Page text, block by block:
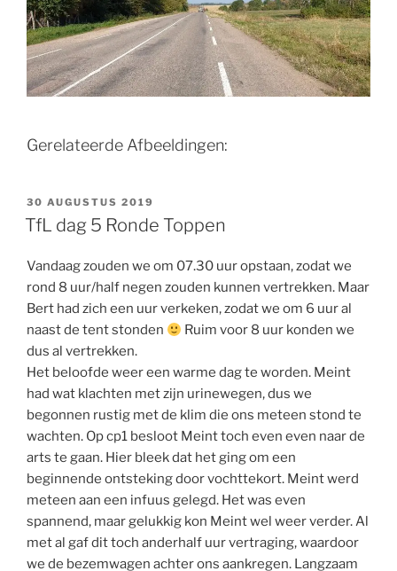
Gerelateerde Afbeeldingen:
GEPLAATST
OP
30 AUGUSTUS 2019
TfL dag 5 Ronde Toppen
Vandaag zouden we om 07.30 uur opstaan, zodat we
rond 8 uur/half negen zouden kunnen vertrekken. Maar
Bert had zich een uur verkeken, zodat we om 6 uur al
naast de tent stonden
Ruim voor 8 uur konden we
dus al vertrekken.
Het beloofde weer een warme dag te worden. Meint
had wat klachten met zijn urinewegen, dus we
begonnen rustig met de klim die ons meteen stond te
wachten. Op cp1 besloot Meint toch even even naar de
arts te gaan. Hier bleek dat het ging om een
beginnende ontsteking door vochttekort. Meint werd
meteen aan een infuus gelegd. Het was even
spannend, maar gelukkig kon Meint wel weer verder. Al
met al gaf dit toch anderhalf uur vertraging, waardoor
we de bezemwagen achter ons aankregen. Langzaam